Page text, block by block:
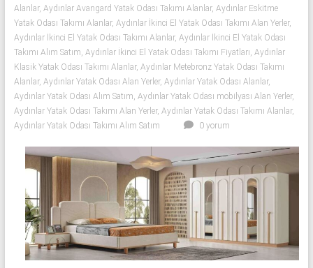
Yatak
odası
alan
yerler
olarak
2.el
yatak
odası,
yatak
odası,
Avangard
yatak
odası,
Antika
yatak
Alanlar, Aydınlar Avangard Yatak Odası Takımı Alanlar, Aydınlar Eskitme
Yatak Odası Takımı Alanlar, Aydınlar İkinci El Yatak Odası Takımı Alan Yerler,
Aydınlar İkinci El Yatak Odası Takımı Alanlar, Aydınlar İkinci El Yatak Odası
Takımı Alım Satım Aydınlar İkinci El Yatak Odası Takımı Fiyatları Aydınlar
Klasik Yatak Odası Takımı Alanlar, Aydınlar Metebronz Yatak Odası Takımı
Alanlar, Aydınlar Yatak Odası Alan Yerler, Aydınlar Yatak Odası Alanlar,
Aydınlar Yatak Odası Alım Satım Aydınlar Yatak Odası mobilyası Alan Yerler,
Aydınlar Yatak Odası Takımı Alan Yerler, Aydınlar Yatak Odası Takımı Alanlar,
Aydınlar Yatak Odası Takımı Alım Satım
0 yorum